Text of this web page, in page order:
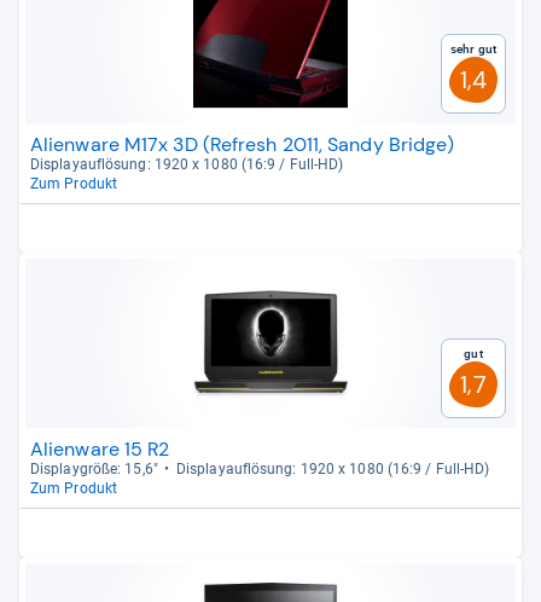
Sehr gut
1,4
Alienware M17x 3D (Refresh 2011, Sandy Bridge)
Dis­pla­yauf­lö­sung: 1920 x 1080 (16:9 / Full-​HD)
Zum Produkt
Gut
1,7
Alienware 15 R2
Dis­play­größe: 15,6"
Dis­pla­yauf­lö­sung: 1920 x 1080 (16:9 / Full-​HD)
Zum Produkt